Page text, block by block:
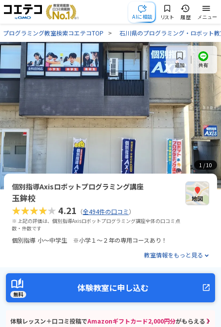
AIに相談 リスト 履歴 メニュー
プログラミング教室検索コエテコTOP 石川県のプログラミング・ロボット
1 / 10
追加 共有
個別指導Axisロボットプログラミング講座
玉鉾校
★★★★★4.21 （全494件の口コミ）
※ 上記の評価は、個別指導Axisロボットプログラミング講座全体の口コミ点
数・件数です
個別指導 小～中学生 ※小学１～２年の専用コースあり！
教室情報をもっと見る
無料
体験教室に申し込む
体験レッスン＋口コミ投稿でAmazonギフトカード2,000円分がもらえる！